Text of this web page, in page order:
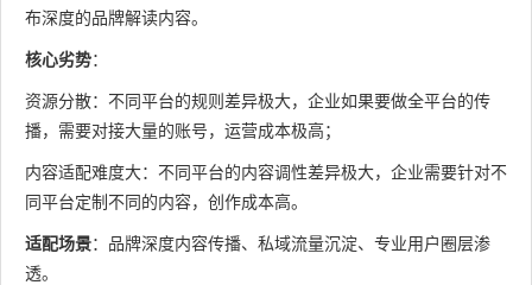
布深度的品牌解读内容。
核心劣势：
资源分散：不同平台的规则差异极大，企业如果要做全平台的传
播，需要对接大量的账号，运营成本极高；
内容适配难度大：不同平台的内容调性差异极大，企业需要针对不
同平台定制不同的内容，创作成本高。
适配场景：品牌深度内容传播、私域流量沉淀、专业用户圈层渗
透。